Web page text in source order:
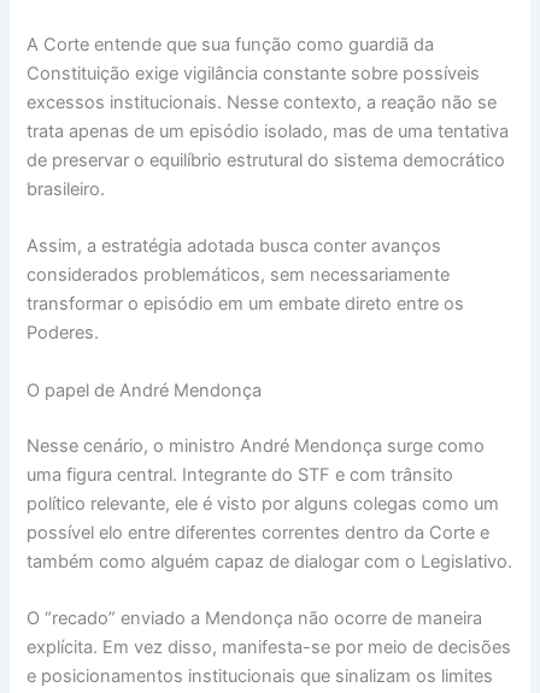
A Corte entende que sua função como guardiã da
Constituição exige vigilância constante sobre possíveis
excessos institucionais. Nesse contexto, a reação não se
trata apenas de um episódio isolado, mas de uma tentativa
de preservar o equilíbrio estrutural do sistema democrático
brasileiro.
Assim, a estratégia adotada busca conter avanços
considerados problemáticos, sem necessariamente
transformar o episódio em um embate direto entre os
Poderes.
O papel de André Mendonça
Nesse cenário, o ministro André Mendonça surge como
uma figura central. Integrante do STF e com trânsito
político relevante, ele é visto por alguns colegas como um
possível elo entre diferentes correntes dentro da Corte e
também como alguém capaz de dialogar com o Legislativo.
O “recado” enviado a Mendonça não ocorre de maneira
explícita. Em vez disso, manifesta-se por meio de decisões
e posicionamentos institucionais que sinalizam os limites